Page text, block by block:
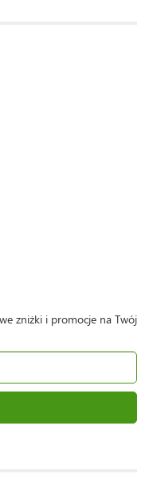
zniżki i promocje na Twój